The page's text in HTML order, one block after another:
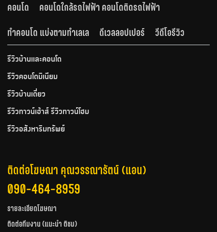
คอนโด
คอนโดใกล้รถไฟฟ้า คอนโดติดรถไฟฟ้า
ทำคอนโด แบ่งตามทำเลเล
ดีเวลลอปเปอร์ วีดีโอรีวิว
รีวิวบ้านและคอนโด
รีวิวคอนโดมิเนียม
รีวิวบ้านเดี่ยว
รีวิวทาวน์เฮ้าส์ รีวิวทาวน์โฮม
รีวิวอสังหาริมทรัพย์
ติดต่อโฆษณา คุณวรรณารัตน์ (แอน)
090-464-8959
รายละเอียดโฆษณา
ติดต่อทีมงาน (แนะนำ ติชม)